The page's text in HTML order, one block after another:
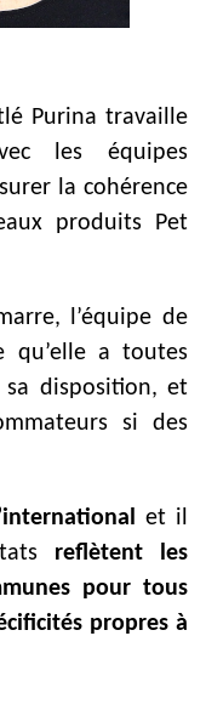
Purina travaille
les équipes
la cohérence
produits Pet
l’équipe de
qu’elle a toutes
sa disposition, et
si des
et il
reflètent les
pour tous
propres à